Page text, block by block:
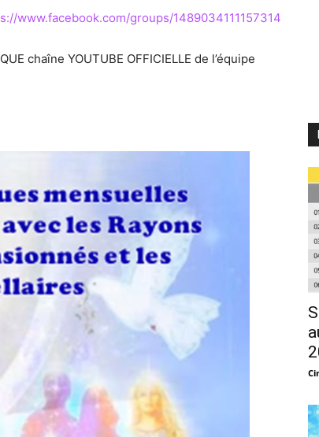
www.facebook.com/groups/1489034111157314
chaîne YOUTUBE OFFICIELLE de l’équipe